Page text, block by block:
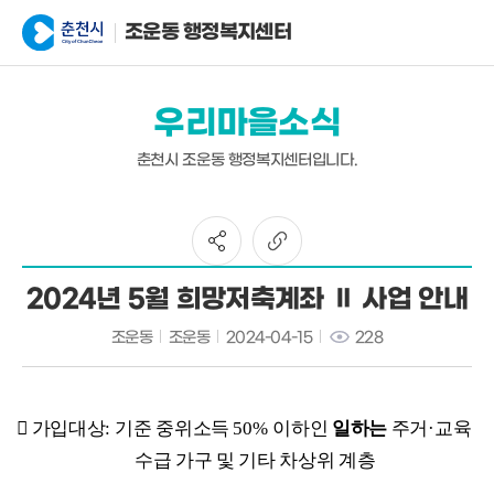
조운동 행정복지센터
우리마을소식
춘천시 조운동 행정복지센터입니다.
2024년 5월 희망저축계좌 Ⅱ 사업 안내
조운동 조운동 2024-04-15 228
 가입대상: 기준 중위소득 50% 이하인 일하는 주거 ·교육
수급 가구 및 기타 차상위 계층